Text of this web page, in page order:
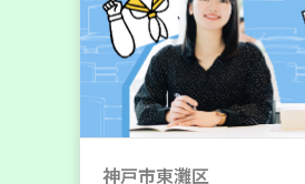
神戸市東灘区